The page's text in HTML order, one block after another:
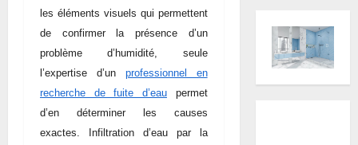
les éléments visuels qui permettent
de confirmer la présence d’un
problème d’humidité, seule
l’expertise d’un professionnel en
recherche de fuite d’eaupermet
d’en déterminer les causes
exactes. Infiltration d’eau par la